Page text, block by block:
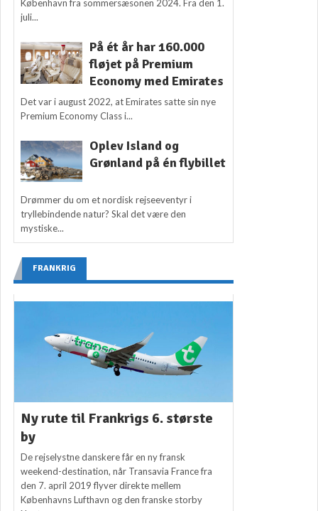
København fra sommersæsonen 2024. Fra den 1.
juli...
På ét år har 160.000
fløjet på Premium
Economy med Emirates
Det var i august 2022, at Emirates satte sin nye
Premium Economy Class i...
Oplev Island og
Grønland på én flybillet
Drømmer du om et nordisk rejseeventyr i
tryllebindende natur? Skal det være den
mystiske...
FRANKRIG
Ny rute til Frankrigs 6. største
by
De rejselystne danskere får en ny fransk
weekend-destination, når Transavia France fra
den 7. april 2019 flyver direkte mellem
Københavns Lufthavn og den franske storby